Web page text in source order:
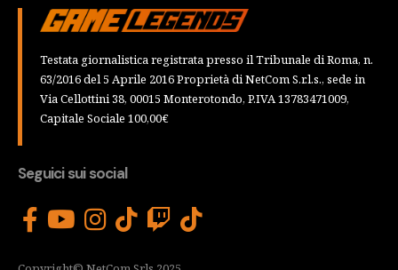
Testata giornalistica registrata presso il Tribunale di Roma, n.
63/2016 del 5 Aprile 2016 Proprietà di NetCom S.r.l.s., sede in
Via Cellottini 38, 00015 Monterotondo, P.IVA 13783471009,
Capitale Sociale 100,00€
Seguici sui social